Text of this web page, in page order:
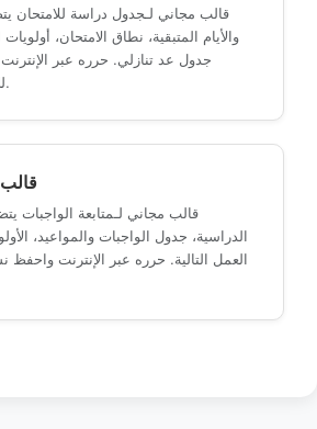
قالب مجاني لـجدول دراسة للامتحان
والأيام المتبقية، نطاق الامتحان،
جدول عد تنازلي. حرره عبر
للمراجعة والمشاركة.
قالب
قالب مجاني لـمتابعة الواجبات
الدراسية، جدول الواجبات والمواعيد،
العمل التالية. حرره عبر الإنترنت واحفظ